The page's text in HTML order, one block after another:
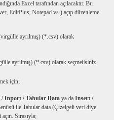
Excel tarafından açılacaktır. Bu
EditPlus, Notepad vs.) açıp düzenleme
ayrılmış) (*.csv) olarak seçmelisiniz
için;
/ Inport / Tabular Data ya da Insert /
ile Tabular data (Çizelgeli veri diye
Sırasıyla;